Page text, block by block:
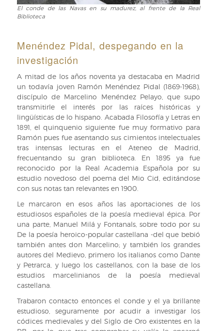
El
conde
las
Navas
en
madurez,
al
frente
de
la
Real
Biblioteca
El conde de las Navas en su madurez, al frente de la Real
Biblioteca
Menéndez Pidal, despegando en la
investigación
A mitad de los años noventa ya destacaba en Madrid
un todavía joven Ramón Menéndez Pidal (1869-1968),
discípulo de Marcelino Menéndez Pelayo, que supo
transmitirle el interés por las raíces históricas y
lingüísticas de lo hispano. Acabada Filosofía y Letras en
1891, el quinquenio siguiente fue muy formativo para
Ramón pues fue asentando sus cimientos intelectuales
tras intensas lecturas en el Ateneo de Madrid,
frecuentando su gran biblioteca. En 1895 ya fue
reconocido por la Real Academia Española por su
estudio novedoso del poema del Mio Cid, editándose
con sus notas tan relevantes en 1900.
Le marcaron en esos años las aportaciones de los
estudiosos españoles de la poesía medieval épica. Por
una parte, Manuel Milá y Fontanals, sobre todo por su
De la poesía heroico-popular castellana -del que bebió
también antes don Marcelino; y también los grandes
autores del Medievo, primero los italianos como Dante
y Petrarca, y luego los castellanos, con la base de los
estudios marcelinianos de la poesía medieval
castellana.
Trabaron contacto entonces el conde y el ya brillante
estudioso, seguramente por acudir a investigar los
códices medievales y del Siglo de Oro existentes en la